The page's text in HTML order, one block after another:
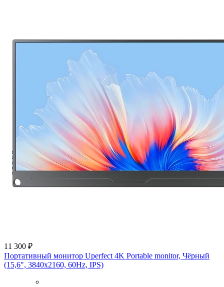
11 300 ₽
Портативный монитор Uperfect 4K Portable monitor, Чёрный
(15,6", 3840х2160, 60Hz, IPS)